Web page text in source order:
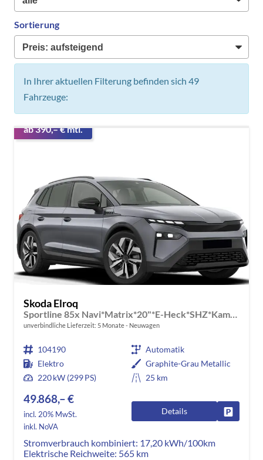
Sortierung
In Ihrer aktuellen Filterung befinden sich 49
Fahrzeuge:
ab 390,– € mtl.
Skoda Elroq
unverbindliche Lieferzeit: 5 Monate Neuwagen
104190
Automatik
Elektro
Graphite-Grau Metallic
220 kW (299 PS)
25 km
49.868,– €
incl. 20% MwSt.
inkl. NoVA
Details
Stromverbrauch kombiniert: 17,20 kWh/100km
Elektrische Reichweite: 565 km